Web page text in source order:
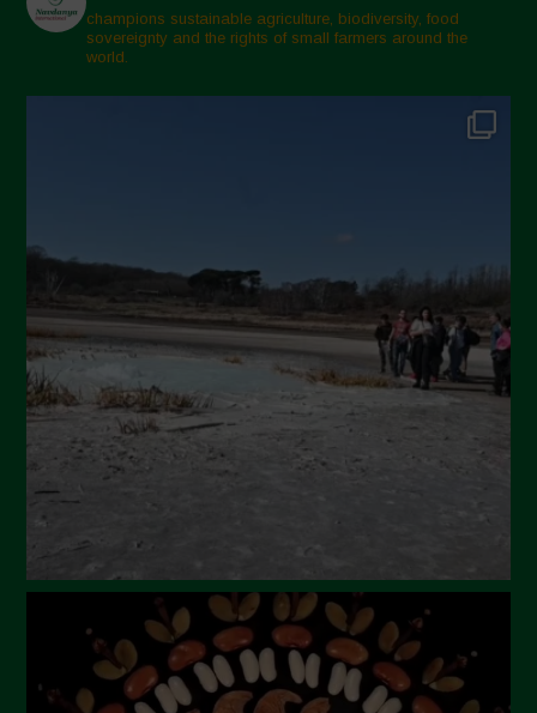
Marzo 2025
Febbraio 2025
Gennaio 2025
Settembre 2024
Luglio 2024
Maggio 2024
Aprile 2024
Marzo 2024
Febbraio 2024
Ottobre 2023
Settembre 2023
champions sustainable agriculture, biodiversity, food
sovereignty and the rights of small farmers around the
world.